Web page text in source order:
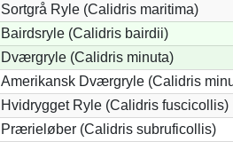
Sortgrå Ryle (Calidris maritima)
Bairdsryle (Calidris bairdii)
Dværgryle (Calidris minuta)
Amerikansk Dværgryle (Calidris
Hvidrygget Ryle (Calidris fuscicollis)
Prærieløber (Calidris subruficollis)